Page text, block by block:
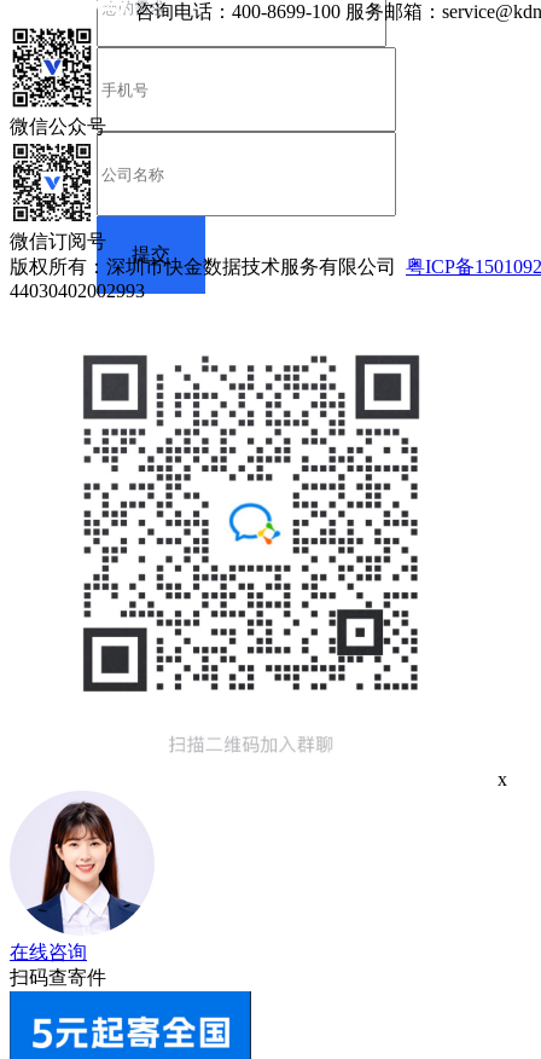
咨询电话： 400-8699-100 服务邮箱：
微信公众号
微信订阅号
版权所有：深圳市快金数据技术服务有限公司 粤ICP备
44030402002993
x
在线咨询
扫码查寄件